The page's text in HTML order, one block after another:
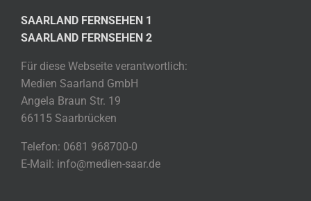
SAARLAND FERNSEHEN 1
SAARLAND FERNSEHEN 2
Für diese Webseite verantwortlich:
Medien Saarland GmbH
Angela Braun Str. 19
66115 Saarbrücken
Telefon: 0681 968700-0
E-Mail: info@medien-saar.de